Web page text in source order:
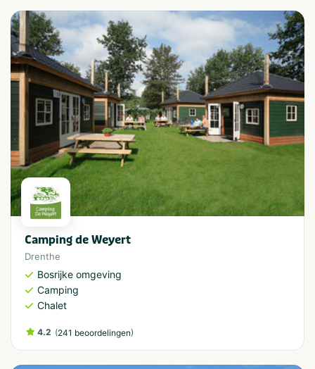
Camping de Weyert
Drenthe
Bosrijke omgeving
Camping
Chalet
4.2 (241 beoordelingen)